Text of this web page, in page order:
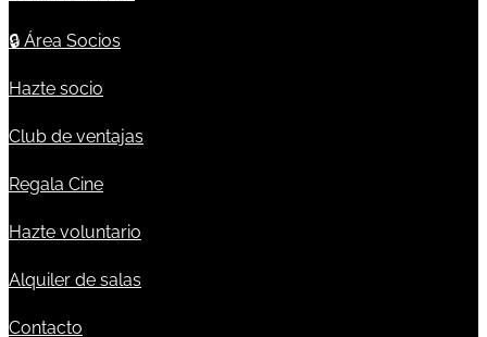
🔒 Área Socios
Hazte socio
Club de ventajas
Regala Cine
Hazte voluntario
Alquiler de salas
Contacto